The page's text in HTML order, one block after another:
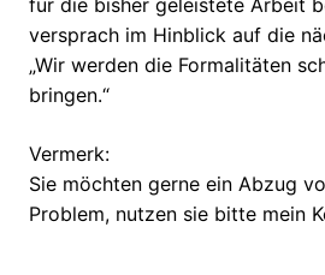
für die bisher geleistete Arbeit
versprach im Hinblick auf die
„Wir werden die Formalitäten
bringen.“
Vermerk:
Sie möchten gerne ein Abzug
Problem, nutzen sie bitte mein